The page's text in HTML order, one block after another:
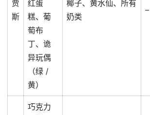
贾
斯
红蛋
糕、葡
萄布
丁、诡
异玩偶
（绿 /
黄）
椰子、黄水仙、所有
奶类
–
巧克力